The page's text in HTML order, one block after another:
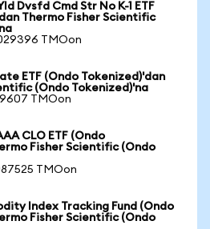
Dvsfd Cmd Str No K-1 ETF
Thermo Fisher Scientific
TMOon
ETF (Ondo Tokenized)'dan
(Ondo Tokenized)'na
TMOon
CLO ETF (Ondo
Fisher Scientific (Ondo
TMOon
Index Tracking Fund (Ondo
Fisher Scientific (Ondo